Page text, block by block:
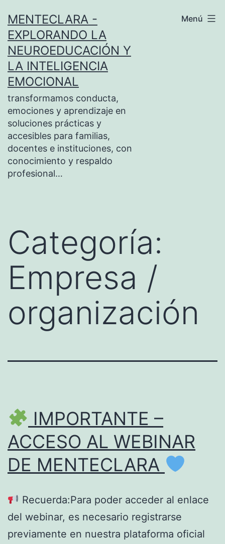
contenido
MENTECLARA -
EXPLORANDO LA
NEUROEDUCACIÓN Y
LA INTELIGENCIA
EMOCIONAL
transformamos conducta,
emociones y aprendizaje en
soluciones prácticas y
accesibles para familias,
docentes e instituciones, con
conocimiento y respaldo
profesional…
Menú
Categoría:
Empresa /
organización
IMPORTANTE –
ACCESO AL WEBINAR
DE MENTECLARA
Recuerda:Para poder acceder al enlace
del webinar, es necesario registrarse
previamente en nuestra plataforma oficial